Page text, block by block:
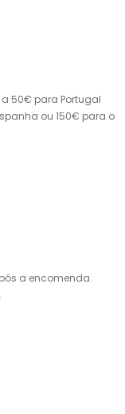
50€ para Portugal
ou 150€ para o
a encomenda.